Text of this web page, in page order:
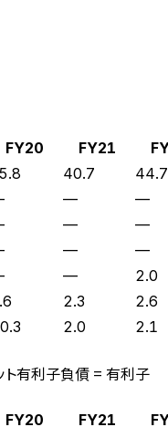
FY20 FY21
40.7 44.7
— —
— —
— —
— 2.0
2.3 2.6
2.0 2.1
ト有利子負債 = 有利子
FY20 FY21